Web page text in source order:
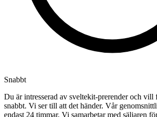
Snabbt
Du är intresserad av sveltekit-prerender och
snabbt. Vi ser till att det händer. Vår
endast 24 timmar. Vi samarbetar med säljaren